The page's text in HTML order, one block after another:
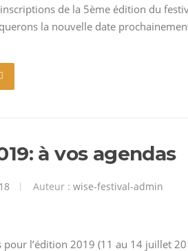
de la 5ème édition du
la nouvelle date
à vos agendas
Auteur : wise-festival-admin
pour l’édition 2019 (11 au 14 juillet